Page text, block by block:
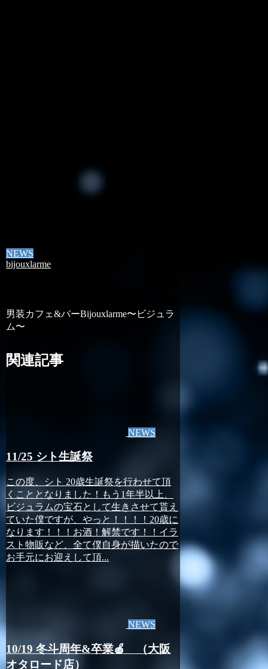
NEWS
bijouxlarme
男装カフェ&バーBijouxlarme〜ビジュラ
ム〜
関連記事
NEWS
11/25 シト生誕祭
この度、シト 20歳生誕祭を行わせて頂
くこととなりました！もう1年半以上、
ビジュラムの宝石として生きさせて貰え
ていた僕ですが、やっと！！！！20歳に
なります！！！お酒！解禁です！！イラ
スト物販など、全て僕自身が描いたので
お手元にお迎えして頂...
NEWS
10/19 冬斗周年&卒業🍎 （大阪
オタロード店）